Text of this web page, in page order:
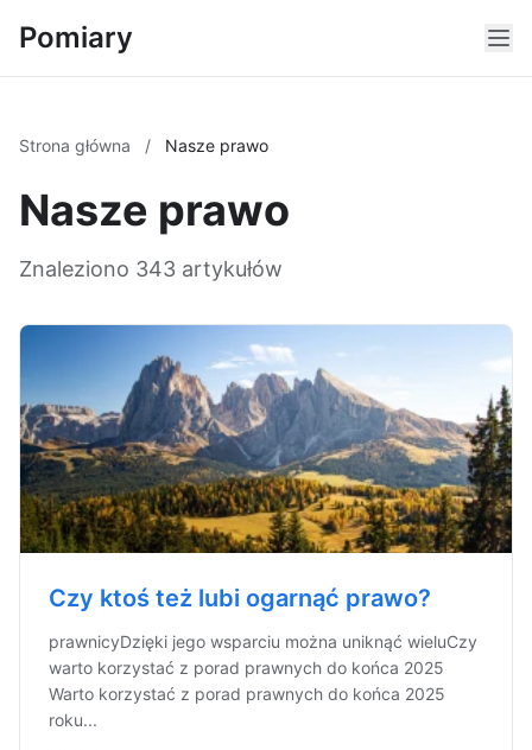
Pomiary
Strona główna / Nasze prawo
Nasze prawo
Znaleziono 343 artykułów
Czy ktoś też lubi ogarnąć prawo?
prawnicyDzięki jego wsparciu można uniknąć wieluCzy
warto korzystać z porad prawnych do końca 2025
Warto korzystać z porad prawnych do końca 2025
roku...